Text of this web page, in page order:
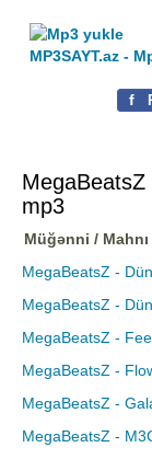
MP3SAYT.az -
f
mp3
Müğənni / Mahnı
MegaBeatsZ -
MegaBeatsZ -
MegaBeatsZ -
MegaBeatsZ -
MegaBeatsZ -
MegaBeatsZ -